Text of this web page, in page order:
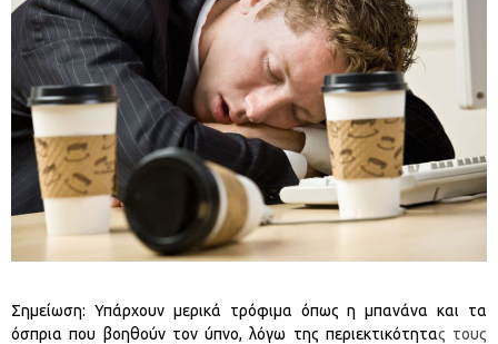
Σημείωση: Υπάρχουν μερικά τρόφιμα όπως η μπανάνα και τα
όσπρια που βοηθούν τον ύπνο, λόγω της περιεκτικότητας τους